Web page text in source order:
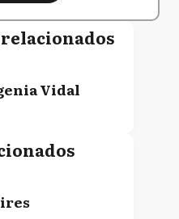
Vidal